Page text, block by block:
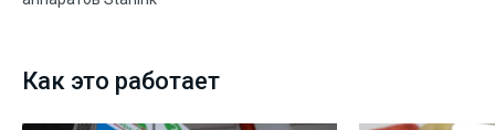
Как это работает